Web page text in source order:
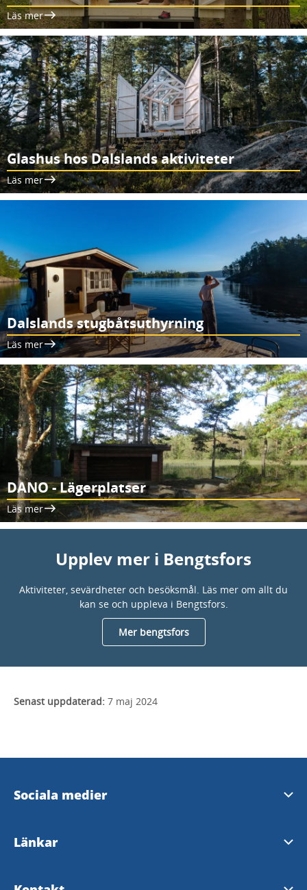
Läs mer
Glashus hos Dalslands aktiviteter
Läs mer
Dalslands stugbåtsuthyrning
Läs mer
DANO - Lägerplatser
Läs mer
Upplev mer i Bengtsfors
Aktiviteter, sevärdheter och besöksmål. Läs mer om allt du
kan se och uppleva i Bengtsfors.
Mer bengtsfors
Senast uppdaterad: 7 maj 2024
Sociala medier
Bengtsfors kommuns Facebook
Länkar
Bengtsfors kommun